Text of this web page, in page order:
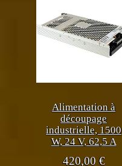
Alimentation à
découpage
industrielle, 1500
W, 24 V, 62,5 A
420,00€